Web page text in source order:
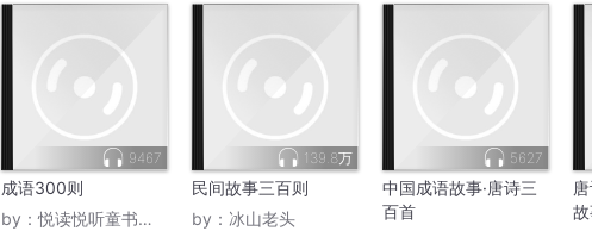
9467
成语300则
by：悦读悦听童书世界
139.8万
民间故事三百则
by： 冰山老头
5627
中国成语故事·唐诗三
百首